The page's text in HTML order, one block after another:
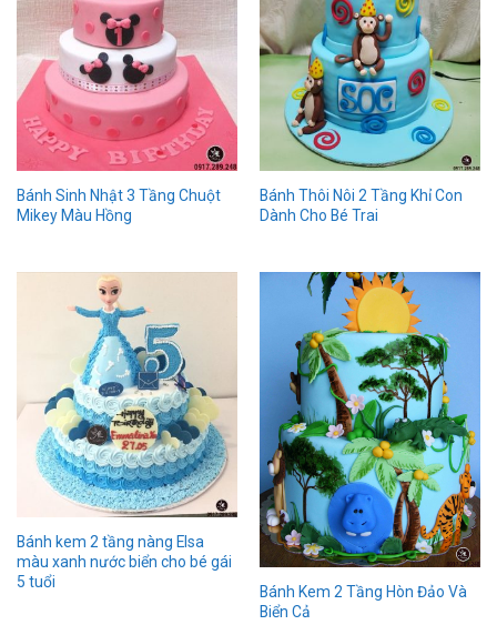
Bánh Sinh Nhật 3 Tầng Chuột
Mikey Màu Hồng
Bánh Thôi Nôi 2 Tầng Khỉ Con
Dành Cho Bé Trai
Bánh kem 2 tầng nàng Elsa
màu xanh nước biển cho bé gái
5 tuổi
Bánh Kem 2 Tầng Hòn Đảo Và
Biển Cả